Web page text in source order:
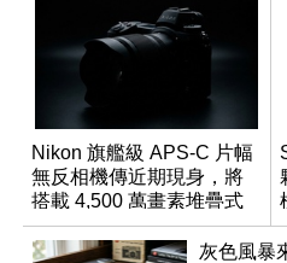
Nikon 旗艦級 APS-C 片幅
無反相機傳近期現身，將
搭載 4,500 萬畫素堆疊式
感光元件？
灰色風暴